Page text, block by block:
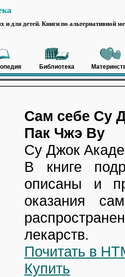
и для детей. Книги по альтернативной
Библиотека
Сам себе Су
Пак Чжэ Ву
Су Джок
В книге
описаны и
оказания
лекарств.
Почитать в
Купить